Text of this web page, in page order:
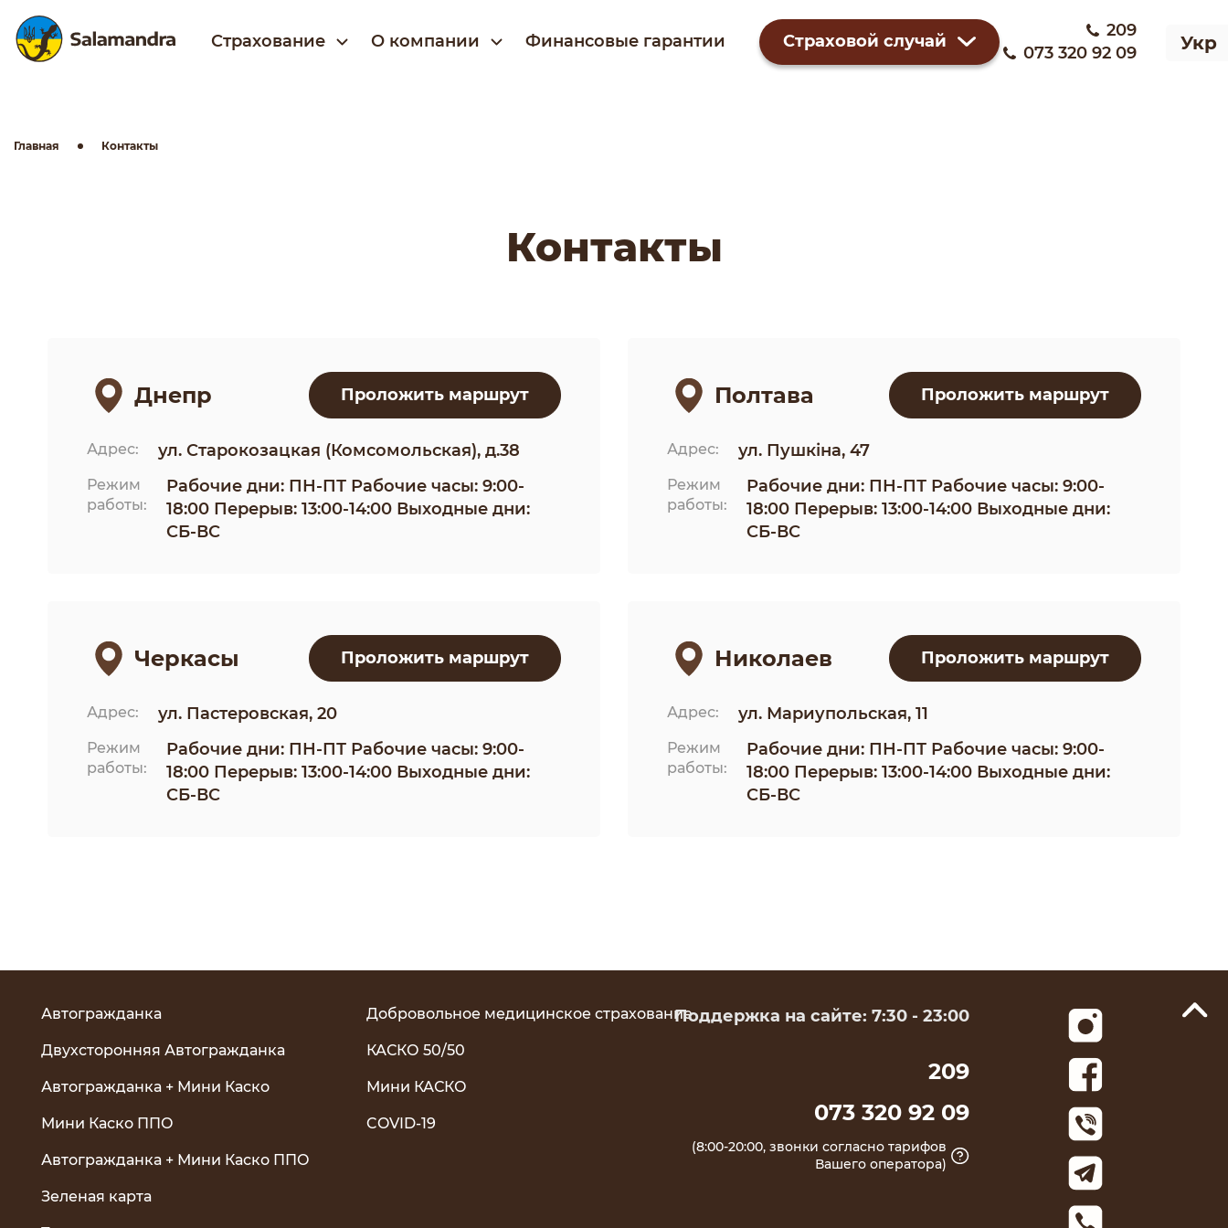
Страхование О компании Финансовые гарантии Страховой случай
209
073 320 92 09
Укр
Главная Контакты
Контакты
Днепр Проложить маршрут
Адрес: ул. Старокозацкая (Комсомольская), д.38
Режим
работы:
Рабочие дни: ПН-ПТ Рабочие часы: 9:00-
18:00 Перерыв: 13:00-14:00 Выходные дни:
СБ-ВС
Полтава Проложить маршрут
Адрес: ул. Пушкіна, 47
Режим
работы:
Рабочие дни: ПН-ПТ Рабочие часы: 9:00-
18:00 Перерыв: 13:00-14:00 Выходные дни:
СБ-ВС
Черкасы Проложить маршрут
Адрес: ул. Пастеровская, 20
Режим
работы:
Рабочие дни: ПН-ПТ Рабочие часы: 9:00-
18:00 Перерыв: 13:00-14:00 Выходные дни:
СБ-ВС
Николаев Проложить маршрут
Адрес: ул. Мариупольская, 11
Режим
работы:
Рабочие дни: ПН-ПТ Рабочие часы: 9:00-
18:00 Перерыв: 13:00-14:00 Выходные дни:
СБ-ВС
Автогражданка
Двухсторонняя Автогражданка
Автогражданка + Мини Каско
Мини Каско ППО
Автогражданка + Мини Каско ППО
Зеленая карта
Добровольное медицинское страхование
КАСКО 50/50
Мини КАСКО
COVID-19
Поддержка на сайте: 7:30 - 23:00
209
073 320 92 09
(8:00-20:00, звонки согласно тарифов
Вашего оператора)